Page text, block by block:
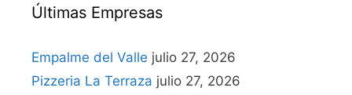
Últimas Empresas
Empalme del Valle julio 27, 2026
Pizzeria La Terraza julio 27, 2026